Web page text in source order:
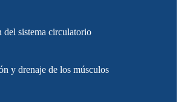
del sistema circulatorio
y drenaje de los músculos